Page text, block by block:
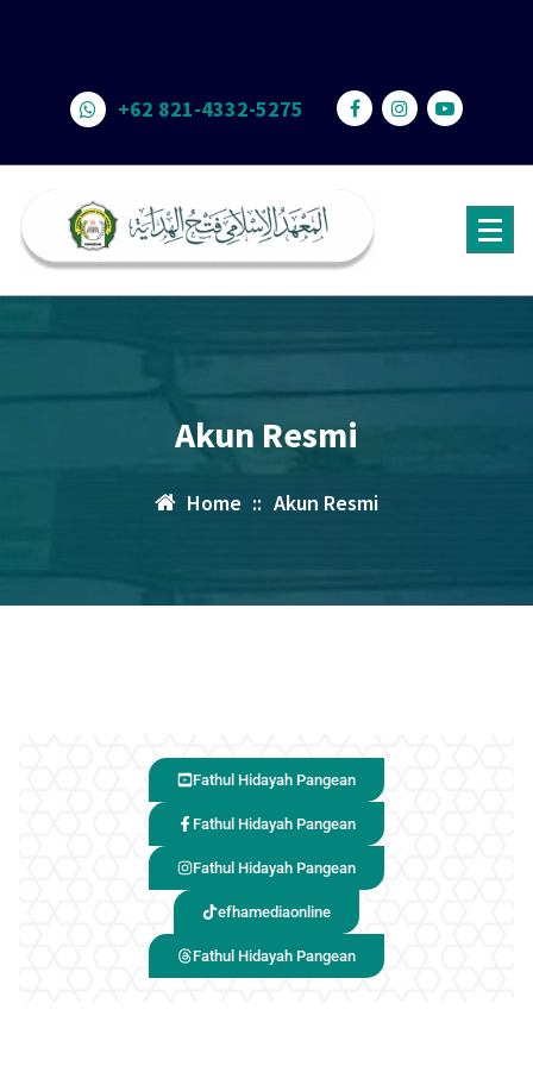
+62 821-4332-5275
Akun Resmi
Home :: Akun Resmi
Fathul Hidayah Pangean
Fathul Hidayah Pangean
Fathul Hidayah Pangean
efhamediaonline
Fathul Hidayah Pangean